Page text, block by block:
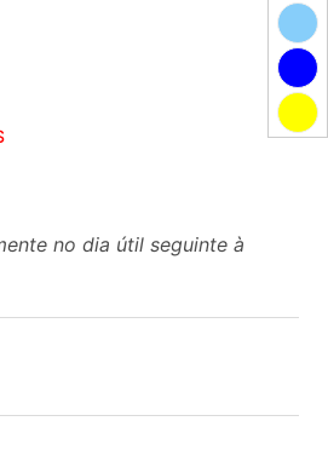
no dia útil seguinte à